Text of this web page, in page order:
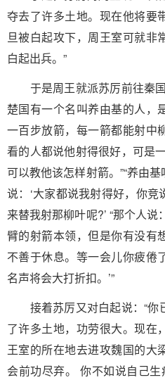
夺去了许多土地。现在他将要
旦被白起攻下，周王室可就非
白起出兵。”
于是周王就派苏厉前往秦国
楚国有一个名叫养由基的人，
一百步放箭，每一箭都能射中
看的人都说他射得很好，可是
可以教他该怎样射箭。”“养由
说：‘大家都说我射得好，你
来替我射那柳叶呢?’ “那个人
臂的射箭本领，但是你有没有
不善于休息。等一会儿你疲倦
名声将会大打折扣。’”
接着苏厉又对白起说：“你
了许多土地，功劳很大。现在
王室的所在地去进攻魏国的大
会前功尽弃。 你不如说自己